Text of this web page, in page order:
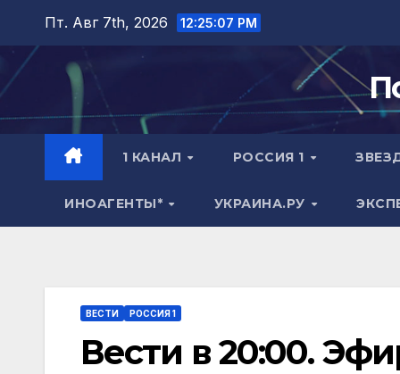
Перейти
содержимому
Пт. Авг 7th, 2026 12:25:08 PM
1 КАНАЛ РОССИЯ 1
ИНОАГЕНТЫ* УКРАИНА.РУ
ВЕСТИ РОССИЯ 1
Вести в 20:00.